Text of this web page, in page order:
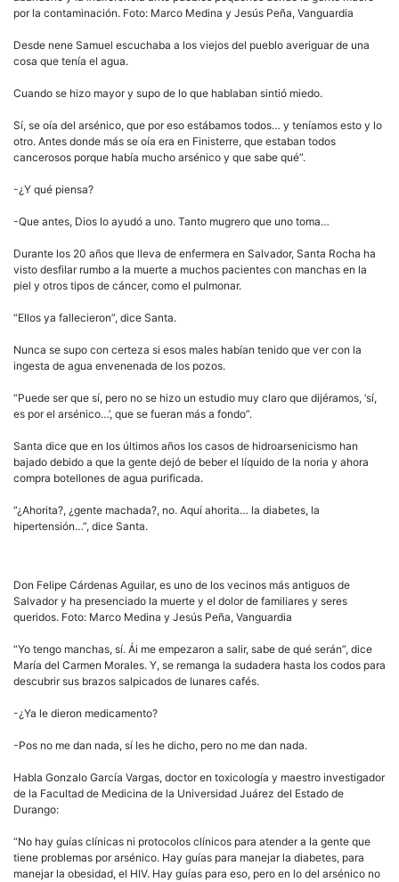
por la contaminación. Foto: Marco Medina y Jesús Peña, Vanguardia
Desde nene Samuel escuchaba a los viejos del pueblo averiguar de una
cosa que tenía el agua.
Cuando se hizo mayor y supo de lo que hablaban sintió miedo.
Sí, se oía del arsénico, que por eso estábamos todos… y teníamos esto y lo
otro. Antes donde más se oía era en Finisterre, que estaban todos
cancerosos porque había mucho arsénico y que sabe qué”.
-¿Y qué piensa?
-Que antes, Dios lo ayudó a uno. Tanto mugrero que uno toma…
Durante los 20 años que lleva de enfermera en Salvador, Santa Rocha ha
visto desfilar rumbo a la muerte a muchos pacientes con manchas en la
piel y otros tipos de cáncer, como el pulmonar.
“Ellos ya fallecieron”, dice Santa.
Nunca se supo con certeza si esos males habían tenido que ver con la
ingesta de agua envenenada de los pozos.
“Puede ser que sí, pero no se hizo un estudio muy claro que dijéramos, ‘sí,
es por el arsénico…’, que se fueran más a fondo”.
Santa dice que en los últimos años los casos de hidroarsenicismo han
bajado debido a que la gente dejó de beber el líquido de la noria y ahora
compra botellones de agua purificada.
“¿Ahorita?, ¿gente machada?, no. Aquí ahorita… la diabetes, la
hipertensión…”, dice Santa.
Don Felipe Cárdenas Aguilar, es uno de los vecinos más antiguos de
Salvador y ha presenciado la muerte y el dolor de familiares y seres
queridos. Foto: Marco Medina y Jesús Peña, Vanguardia
“Yo tengo manchas, sí. Ái me empezaron a salir, sabe de qué serán”, dice
María del Carmen Morales. Y, se remanga la sudadera hasta los codos para
descubrir sus brazos salpicados de lunares cafés.
-¿Ya le dieron medicamento?
-Pos no me dan nada, sí les he dicho, pero no me dan nada.
Habla Gonzalo García Vargas, doctor en toxicología y maestro investigador
de la Facultad de Medicina de la Universidad Juárez del Estado de
Durango:
“No hay guías clínicas ni protocolos clínicos para atender a la gente que
tiene problemas por arsénico. Hay guías para manejar la diabetes, para
manejar la obesidad, el HIV. Hay guías para eso, pero en lo del arsénico no